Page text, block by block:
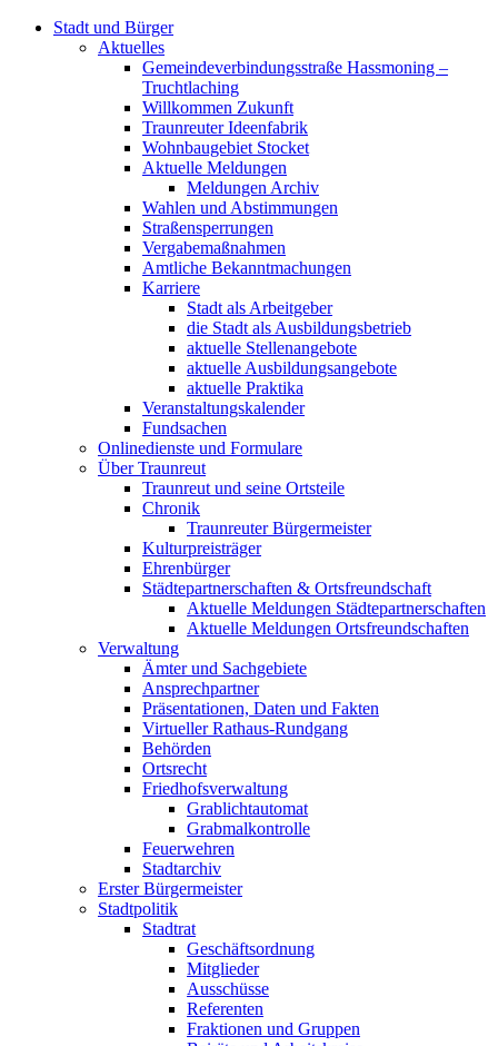
Stadt und Bürger
Aktuelles
Gemeindeverbindungsstraße Hassmoning –
Truchtlaching
Willkommen Zukunft
Traunreuter Ideenfabrik
Wohnbaugebiet Stocket
Aktuelle Meldungen
Meldungen Archiv
Wahlen und Abstimmungen
Straßensperrungen
Vergabemaßnahmen
Amtliche Bekanntmachungen
Karriere
Stadt als Arbeitgeber
die Stadt als Ausbildungsbetrieb
aktuelle Stellenangebote
aktuelle Ausbildungsangebote
aktuelle Praktika
Veranstaltungskalender
Fundsachen
Onlinedienste und Formulare
Über Traunreut
Traunreut und seine Ortsteile
Chronik
Traunreuter Bürgermeister
Kulturpreisträger
Ehrenbürger
Städtepartnerschaften & Ortsfreundschaft
Aktuelle Meldungen Städtepartnerschaften
Aktuelle Meldungen Ortsfreundschaften
Verwaltung
Ämter und Sachgebiete
Ansprechpartner
Präsentationen, Daten und Fakten
Virtueller Rathaus-Rundgang
Behörden
Ortsrecht
Friedhofsverwaltung
Grablichtautomat
Grabmalkontrolle
Feuerwehren
Stadtarchiv
Erster Bürgermeister
Stadtpolitik
Stadtrat
Geschäftsordnung
Mitglieder
Ausschüsse
Referenten
Fraktionen und Gruppen